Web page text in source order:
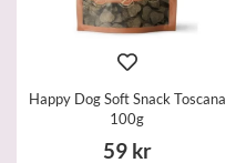
Happy Dog Soft Snack Toscana
100g
59 kr